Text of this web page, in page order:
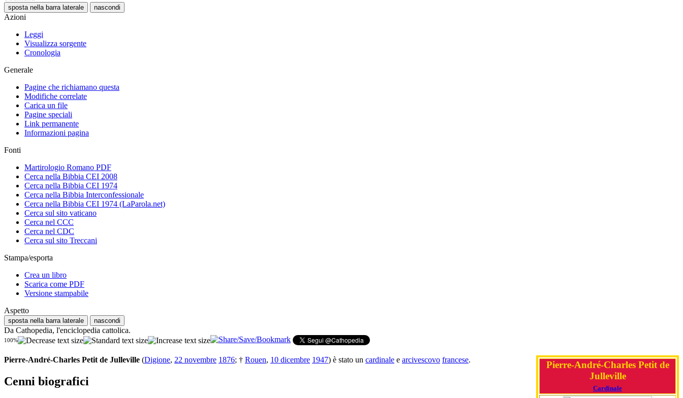
sposta nella barra laterale nascondi
Azioni
Leggi
Visualizza sorgente
Cronologia
Generale
Pagine che richiamano questa
Modifiche correlate
Carica un file
Pagine speciali
Link permanente
Informazioni pagina
Fonti
Martirologio Romano PDF
Cerca nella Bibbia CEI 2008
Cerca nella Bibbia CEI 1974
Cerca nella Bibbia Interconfessionale
Cerca nella Bibbia CEI 1974 (LaParola.net)
Cerca sul sito vaticano
Cerca nel CCC
Cerca nel CDC
Cerca sul sito Treccani
Stampa/esporta
Crea un libro
Scarica come PDF
Versione stampabile
Aspetto
sposta nella barra laterale nascondi
Da Cathopedia, l'enciclopedia cattolica.
100%
Pierre-André-Charles Petit de
Julleville
Cardinale
Pierre-André-Charles Petit de Julleville (Digione, 22 novembre 1876; † Rouen, 10 dicembre 1947) è stato un cardinale e arcivescovo francese.
Cenni biografici